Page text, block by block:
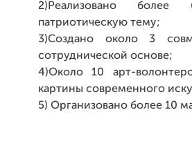
2)Реализовано
патриотическую тему;
3)Создано около 3
сотруднической основе;
4)Около 10 арт-
картины современного
5) Организовано более 10